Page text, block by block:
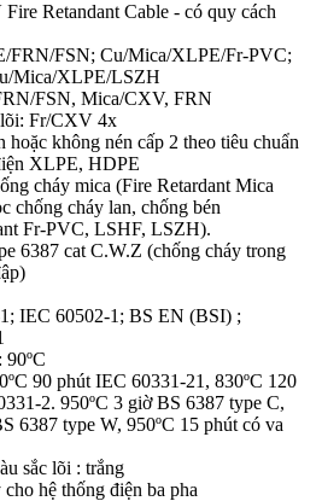
Retandant Cable - có quy cách
FRN/FSN; Cu/Mica/XLPE/Fr-PVC;
Mica/XLPE/LSZH
FSN, Mica/CXV, FRN
lõi: Fr/CXV 4x
không nén cấp 2 theo tiêu chuẩn
XLPE, HDPE
cháy mica (Fire Retardant Mica
chống cháy lan, chống bén
Fr-PVC, LSHF, LSZH).
6387 cat C.W.Z (chống cháy trong
IEC 60502-1; BS EN (BSI) ;
90 phút IEC 60331-21, 830ºC 120
2. 950ºC 3 giờ BS 6387 type C,
6387 type W, 950ºC 15 phút có va
sắc lõi : trắng
hệ thống điện ba pha